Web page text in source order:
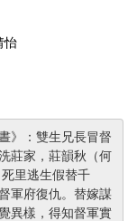
怡
》：雙生兄長冒督
莊家，莊韻秋（何
里逃生假替千
軍府復仇。替嫁謀
異樣，得知督軍實